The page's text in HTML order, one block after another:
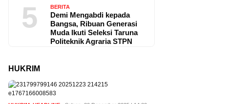
5 BERITA
Demi Mengabdi kepada
Bangsa, Ribuan Generasi
Muda Ikuti Seleksi Taruna
Politeknik Agraria STPN
HUKRIM